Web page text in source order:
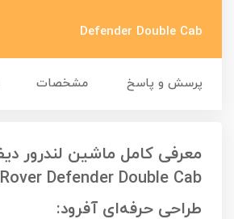
Defender Double Cab
پرسش و پاسخ مشخصات
Rover Defender Double Cab
طراحی حرفه‌ای آفرود: